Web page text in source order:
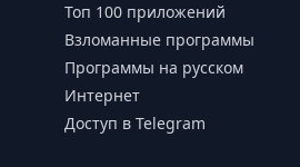
Топ 100 приложений
Взломанные программы
Программы на русском
Интернет
Доступ в Telegram